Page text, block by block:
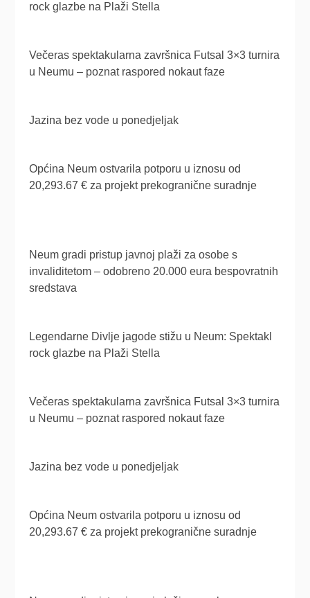
rock glazbe na Plaži Stella
Večeras spektakularna završnica Futsal 3×3 turnira
u Neumu – poznat raspored nokaut faze
Jazina bez vode u ponedjeljak
Općina Neum ostvarila potporu u iznosu od
20,293.67 € za projekt prekogranične suradnje
Neum gradi pristup javnoj plaži za osobe s
invaliditetom – odobreno 20.000 eura bespovratnih
sredstava
Legendarne Divlje jagode stižu u Neum: Spektakl
rock glazbe na Plaži Stella
Večeras spektakularna završnica Futsal 3×3 turnira
u Neumu – poznat raspored nokaut faze
Jazina bez vode u ponedjeljak
Općina Neum ostvarila potporu u iznosu od
20,293.67 € za projekt prekogranične suradnje